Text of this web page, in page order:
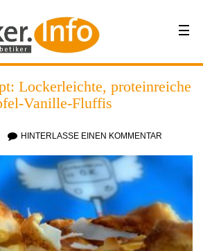
Lockerleichte, proteinreiche
Vanille-Fluffis
HINTERLASSE EINEN KOMMENTAR